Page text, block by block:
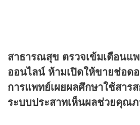
สาธารณสุข ตรวจเข้มเตือนแ
ออนไลน์ ห้ามเปิดให้ขายช่อด
การแพทย์เผยผลศึกษาใช้สาร
ระบบประสาทเห็นผลช่วยคุณ